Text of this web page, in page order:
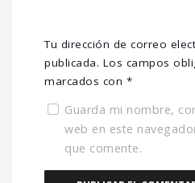
Tu dirección de correo
publicada. Los campos
marcados con *
Guarda mi nombre,
web en este
que comente.